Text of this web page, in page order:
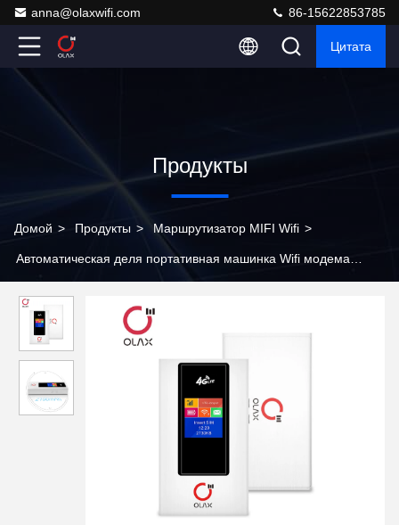
anna@olaxwifi.com 86-15622853785
Цитата
Продукты
Домой > Продукты > Маршрутизатор MIFI Wifi >
Автоматическая деля портативная машинка Wifi модема